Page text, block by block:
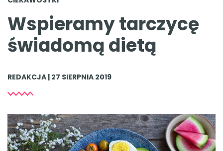
Wspieramy tarczycę
świadomą dietą
REDAKCJA | 27 SIERPNIA 2019